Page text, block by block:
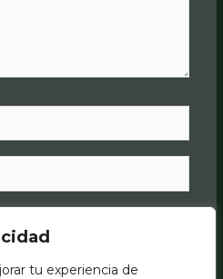
tu experiencia de
electrónico y web en